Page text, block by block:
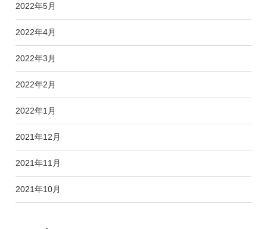
2022年5月
2022年4月
2022年3月
2022年2月
2022年1月
2021年12月
2021年11月
2021年10月